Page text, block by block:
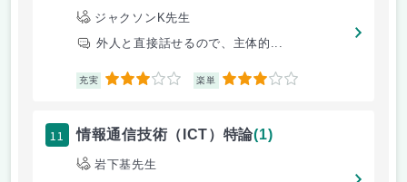
ジャクソンK先生
外人と直接話せるので、主体的...
充実 3 楽単 3
11 情報通信技術（ICT）特論(1)
岩下基先生